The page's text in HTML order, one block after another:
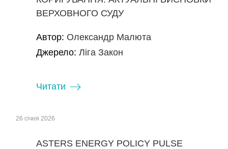
ВЕРХОВНОГО СУДУ
Автор: Олександр Малюта
Джерело:Ліга Закон
Читати
26 січня 2026
ASTERS ENERGY POLICY PULSE